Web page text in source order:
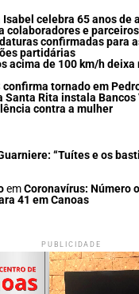
celebra 65 anos de
colaboradores e parceiros
confirmadas para
partidárias
acima de 100 km/h
confirma tornado em
Santa Rita instala Bancos
contra a mulher
“Tuítes e os
emCoronavírus: Número
41 em Canoas
PUBLICIDADE